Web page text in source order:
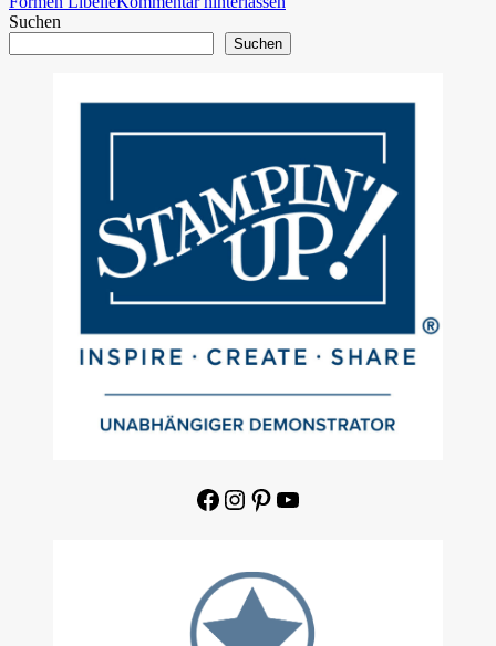
Suchen
Suchen
Facebook
Instagram
Pinterest
YouTube